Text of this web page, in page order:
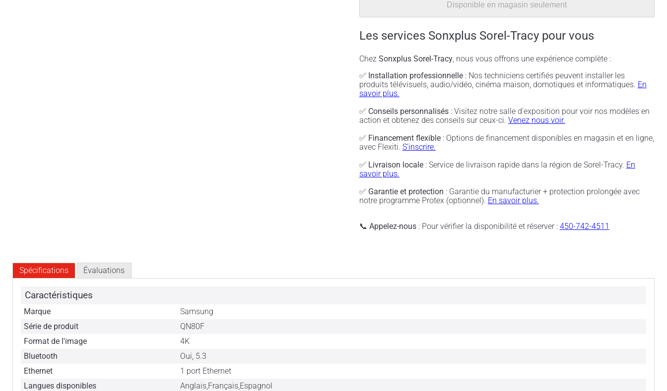
Disponible en magasin seulement
Les services Sonxplus Sorel-Tracy pour vous
Chez Sonxplus Sorel-Tracy, nous vous offrons une expérience complète :
✅ Installation professionnelle: Nos techniciens certifiés peuvent installer les
produits télévisuels, audio/vidéo, cinéma maison, domotiques et informatiques. En
savoir plus.
✅ Conseils personnalisés: Visitez notre salle d'exposition pour voir nos modèles en
action et obtenez des conseils sur ceux-ci. Venez nous voir.
✅ Financement flexible: Options de financement disponibles en magasin et en ligne,
avec Flexiti. S'inscrire.
✅ Livraison locale: Service de livraison rapide dans la région de Sorel-Tracy. En
savoir plus.
✅ Garantie et protection : Garantie du manufacturier + protection prolongée avec
notre programme Protex (optionnel). En savoir plus.
📞 Appelez-nous: Pour vérifier la disponibilité et réserver : 450-742-4511
Spécifications Évaluations
Caractéristiques
Marque
Samsung
Série de produit
QN80F
Format de l'image
4K
Bluetooth
Oui, 5.3
Ethernet
1 port Ethernet
Langues disponibles
Anglais,Français,Espagnol